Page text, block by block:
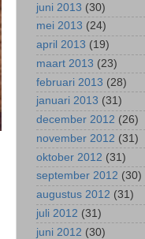
juni 2013 (30)
mei 2013 (24)
april 2013 (19)
maart 2013 (23)
februari 2013 (28)
januari 2013 (31)
december 2012 (26)
november 2012 (31)
oktober 2012 (31)
september 2012 (30)
augustus 2012 (31)
juli 2012 (31)
juni 2012 (30)